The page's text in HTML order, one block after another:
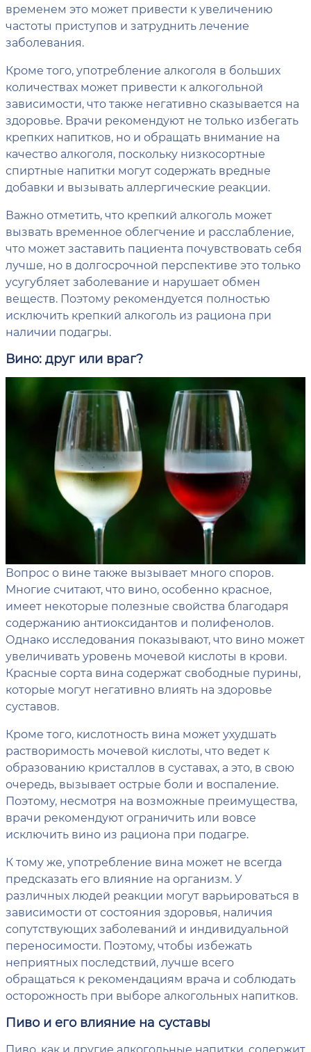
временем это может привести к увеличению
частоты приступов и затруднить лечение
заболевания.
Кроме того, употребление алкоголя в больших
количествах может привести к алкогольной
зависимости, что также негативно сказывается на
здоровье. Врачи рекомендуют не только избегать
крепких напитков, но и обращать внимание на
качество алкоголя, поскольку низкосортные
спиртные напитки могут содержать вредные
добавки и вызывать аллергические реакции.
Важно отметить, что крепкий алкоголь может
вызвать временное облегчение и расслабление,
что может заставить пациента почувствовать себя
лучше, но в долгосрочной перспективе это только
усугубляет заболевание и нарушает обмен
веществ. Поэтому рекомендуется полностью
исключить крепкий алкоголь из рациона при
наличии подагры.
Вино: друг или враг?
Вопрос о вине также вызывает много споров.
Многие считают, что вино, особенно красное,
имеет некоторые полезные свойства благодаря
содержанию антиоксидантов и полифенолов.
Однако исследования показывают, что вино может
увеличивать уровень мочевой кислоты в крови.
Красные сорта вина содержат свободные пурины,
которые могут негативно влиять на здоровье
суставов.
Кроме того, кислотность вина может ухудшать
растворимость мочевой кислоты, что ведет к
образованию кристаллов в суставах, а это, в свою
очередь, вызывает острые боли и воспаление.
Поэтому, несмотря на возможные преимущества,
врачи рекомендуют ограничить или вовсе
исключить вино из рациона при подагре.
К тому же, употребление вина может не всегда
предсказать его влияние на организм. У
различных людей реакции могут варьироваться в
зависимости от состояния здоровья, наличия
сопутствующих заболеваний и индивидуальной
переносимости. Поэтому, чтобы избежать
неприятных последствий, лучше всего
обращаться к рекомендациям врача и соблюдать
осторожность при выборе алкогольных напитков.
Пиво и его влияние на суставы
Пиво, как и другие алкогольные напитки, содержит